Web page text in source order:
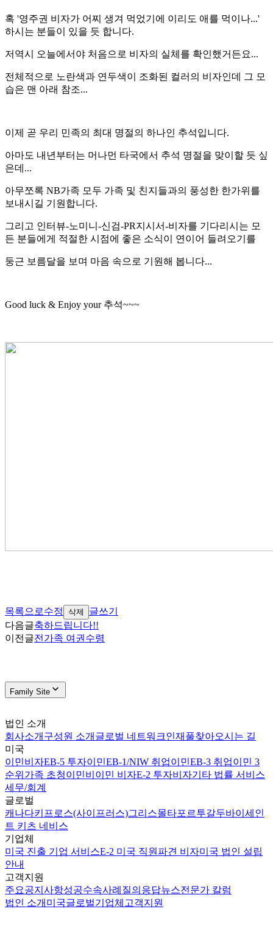
혹 '영주권 비자가 어찌 생겨 먹었기에 이리도 애를 먹이나...'
하시는 분들이 있을 듯 합니다.
저역시 오늘에서야 처음으로 비자의 실체를 확인했거든요...
전체적으로 노란색과 연두색이 조화된 컬러의 비자인데 그 모
습은 맨 아래 참조...
이제 곧 우리 민족의 최대 명절의 하나인 추석입니다.
아마도 내년부터는 머나먼 타국에서 추석 명절을 맞이할 듯 싶
은데...
아무쪼록 NB가족 모두 가족 및 친지들과의 풍성한 한가위를
보내시길 기원합니다.
그리고 인터뷰-노미니-신검-PR지시서-비자를 기다리시는 모
든 분들에게 적절한 시점에 좋은 소식이 연이어 들려오기를
둥근 보름달을 보며 마음 속으로 기원해 봅니다...
Good luck & Enjoy your 추석~~~
목록으로수정 삭제
글쓰기
다음글축하드립니다!!
이전글전가족 여권수령
Family Site
법인 소개
회사소개 구성원 소개 글로벌 네트워크인재풀찾아오시는 길
미국
이민비자EB-5 투자이민EB-1/NIW 취업이민EB-3 취업이민 3
순위 가족 초청이민비이민 비자E-2 투자비자기타 법률 서비스
세무/회계
글로벌
캐나다키프로스(사이프러스)그리스몰타포르투갈두바이 세인
트 키츠 네비스
기업체
미국 진출 기업 서비스E-2 미국 직원파견 비자미국 법인 설립
안내
고객지원
주요공지사항성공수속사례 질의응답뉴스전문가 칼럼
법인 소개 미국글로벌기업체 고객지원